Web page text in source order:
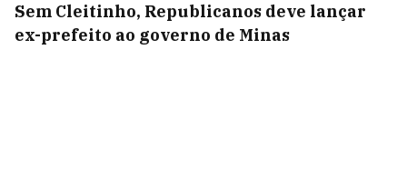
Sem Cleitinho, Republicanos deve lançar
ex-prefeito ao governo de Minas